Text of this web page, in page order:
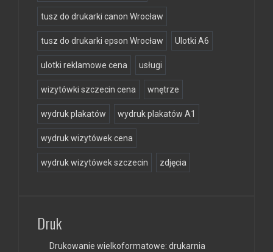
tusz do drukarki canon Wrocław
tusz do drukarki epson Wrocław Ulotki A6
ulotki reklamowe cena usługi
wizytówki szczecin cena wnętrze
wydruk plakatów wydruk plakatów A1
wydruk wizytówek cena
wydruk wizytówek szczecin zdjęcia
Druk
Drukowanie wielkoformatowe: drukarnia